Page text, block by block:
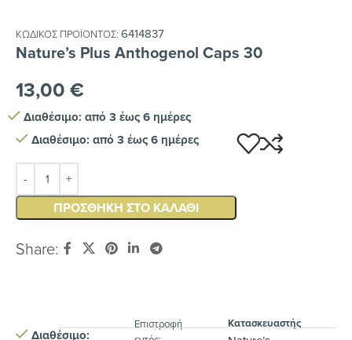
Nature’s Plus Anthogenol Caps 30
ΚΩΔΙΚΌΣ ΠΡΟΪΌΝΤΟΣ: 6414837
13,00€
Διαθέσιμο: από 3 έως 6 ημέρες
Διαθέσιμο: από 3 έως 6 ημέρες
ΠΡΟΣΘΉΚΗ ΣΤΟ ΚΑΛΆΘΙ
Share:
Διαθέσιμο:
Eπιστροφή
Κατασκευαστής